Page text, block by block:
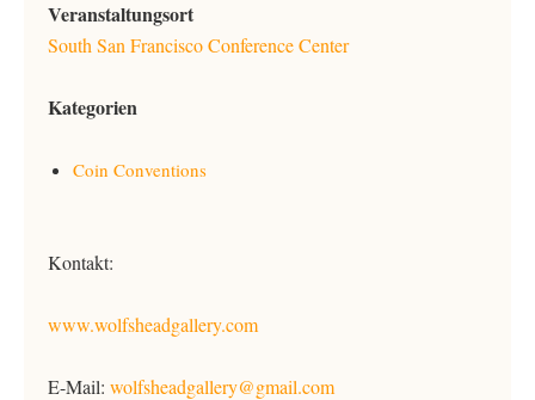
Veranstaltungsort
South San Francisco Conference Center
Kategorien
Coin Conventions
Kontakt:
www.wolfsheadgallery.com
E-Mail: wolfsheadgallery@gmail.com